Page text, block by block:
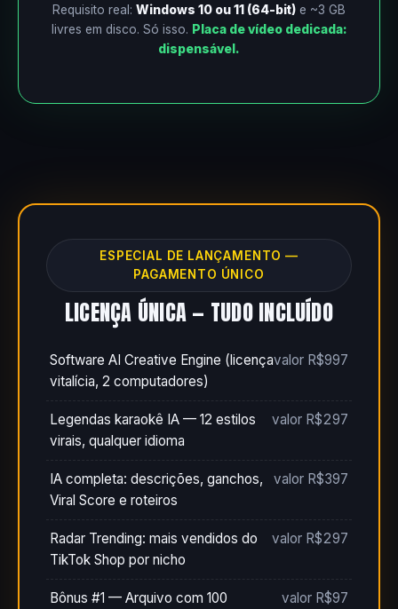
Requisito real: Windows 10 ou 11 (64-bit) e ~3 GB
livres em disco. Só isso. Placa de vídeo dedicada:
dispensável.
ESPECIAL DE LANÇAMENTO —
PAGAMENTO ÚNICO
LICENÇA ÚNICA — TUDO INCLUÍDO
Software AI Creative Engine (licença
vitalícia, 2 computadores)
valor R$997
Legendas karaokê IA — 12 estilos
virais, qualquer idioma
valor R$297
IA completa: descrições, ganchos,
Viral Score e roteiros
valor R$397
Radar Trending: mais vendidos do
TikTok Shop por nicho
valor R$297
Bônus #1 — Arquivo com 100 valor R$97